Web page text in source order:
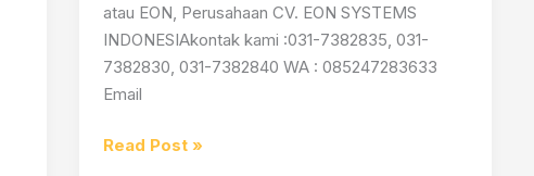
atau EON, Perusahaan CV. EON SYSTEMS
INDONESIAkontak kami :031-7382835, 031-
7382830, 031-7382840 WA : 085247283633
Email
Read Post »